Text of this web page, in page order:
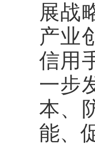
展战
产业
信用
一步
本、
能、